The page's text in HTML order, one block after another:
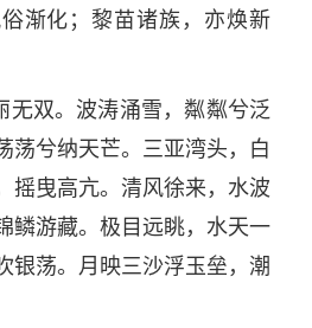
渐化；黎苗诸族，亦焕新
无双。波涛涌雪，粼粼兮泛
荡兮纳天芒。三亚湾头，白
摇曳高亢。清风徐来，水波
鳞游藏。极目远眺，水天一
银荡。月映三沙浮玉垒，潮